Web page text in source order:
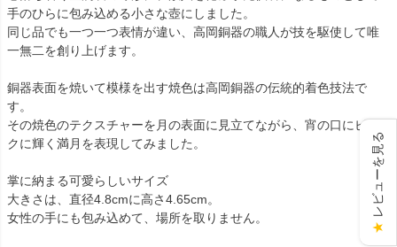
手のひらに包み込める小さな壺にしました。
同じ品でも一つ一つ表情が違い、高岡銅器の職人が技を駆使して唯
一無二を創り上げます。
銅器表面を焼いて模様を出す焼色は高岡銅器の伝統的着色技法で
す。
その焼色のテクスチャーを月の表面に見立てながら、宵の口にピン
クに輝く満月を表現してみました。
掌に納まる可愛らしいサイズ
大きさは、直径4.8cmに高さ4.65cm。
女性の手にも包み込めて、場所を取りません。
★
レビューを見る